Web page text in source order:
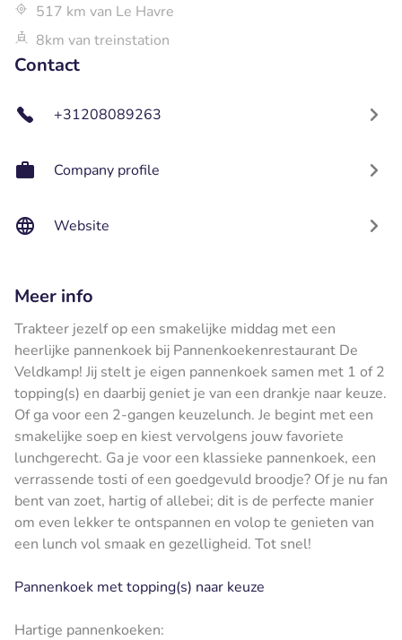
517 km van Le Havre
8km van treinstation
Contact
+31208089263
Company profile
Website
Meer info
Trakteer jezelf op een smakelijke middag met een
heerlijke pannenkoek bij Pannenkoekenrestaurant De
Veldkamp! Jij stelt je eigen pannenkoek samen met 1 of 2
topping(s) en daarbij geniet je van een drankje naar keuze.
Of ga voor een 2-gangen keuzelunch. Je begint met een
smakelijke soep en kiest vervolgens jouw favoriete
lunchgerecht. Ga je voor een klassieke pannenkoek, een
verrassende tosti of een goedgevuld broodje? Of je nu fan
bent van zoet, hartig of allebei; dit is de perfecte manier
om even lekker te ontspannen en volop te genieten van
een lunch vol smaak en gezelligheid. Tot snel!
Pannenkoek met topping(s) naar keuze
Hartige pannenkoeken: